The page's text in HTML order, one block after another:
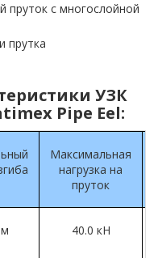
пруток с многослойной
прутка
УЗК
Pipe Eel:
Максимальная
нагрузка на
пруток
40.0 кН